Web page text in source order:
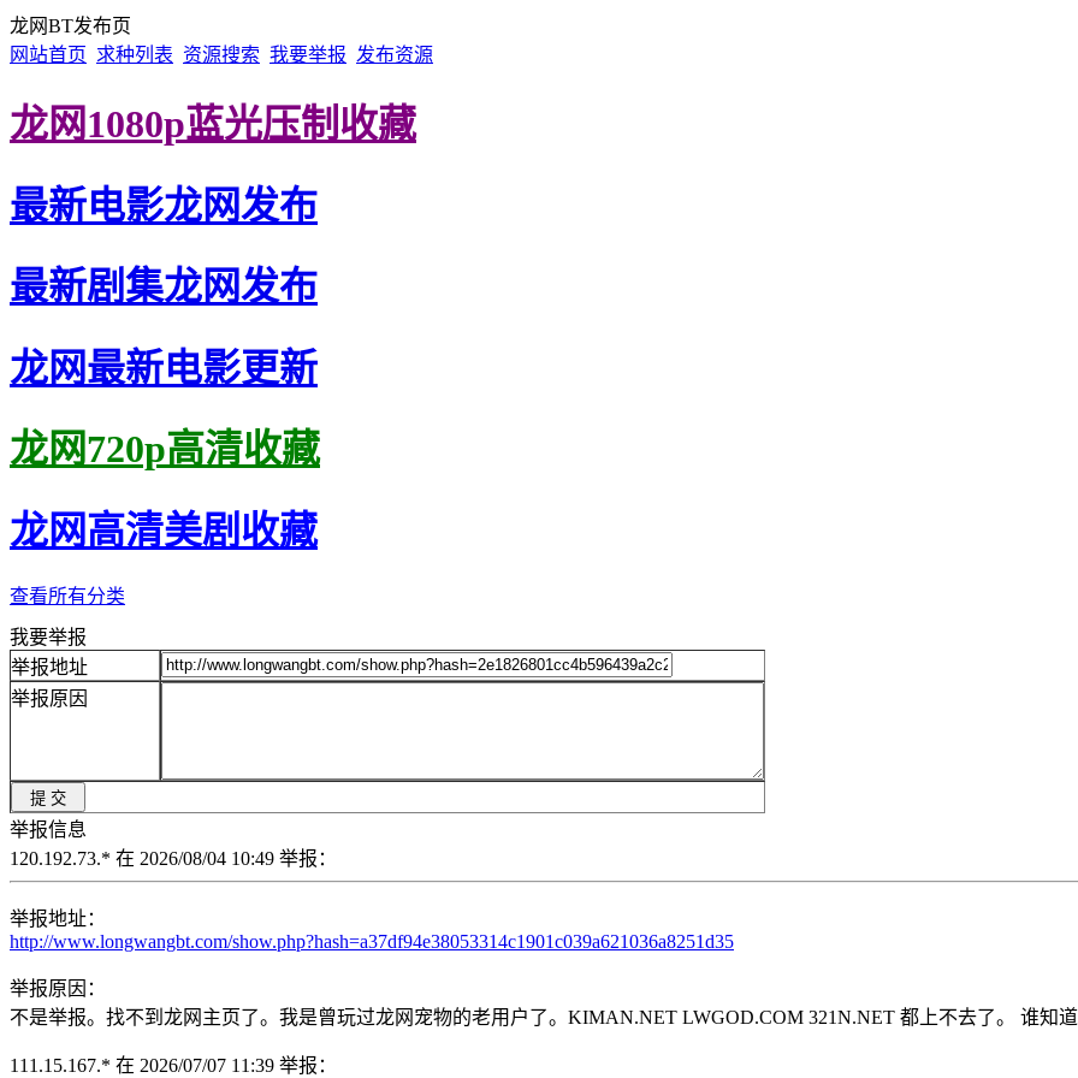
龙网BT发布页
网站首页 求种列表 资源搜索 我要举报 发布资源
龙网1080p蓝光压制收藏
最新电影龙网发布
最新剧集龙网发布
龙网最新电影更新
龙网720p高清收藏
龙网高清美剧收藏
查看所有分类
我要举报
举报地址
举报原因
举报信息
120.192.73.* 在 2026/08/04 10:49 举报：
举报地址：
http://www.longwangbt.com/show.php?hash=a37df94e38053314c1901c039a621036a8251d35
举报原因：
不是举报。找不到龙网主页了。我是曾玩过龙网宠物的老用户了。KIMAN.NET LWGOD.COM 321N.NET 都上不去了。 谁知
111.15.167.* 在 2026/07/07 11:39 举报：